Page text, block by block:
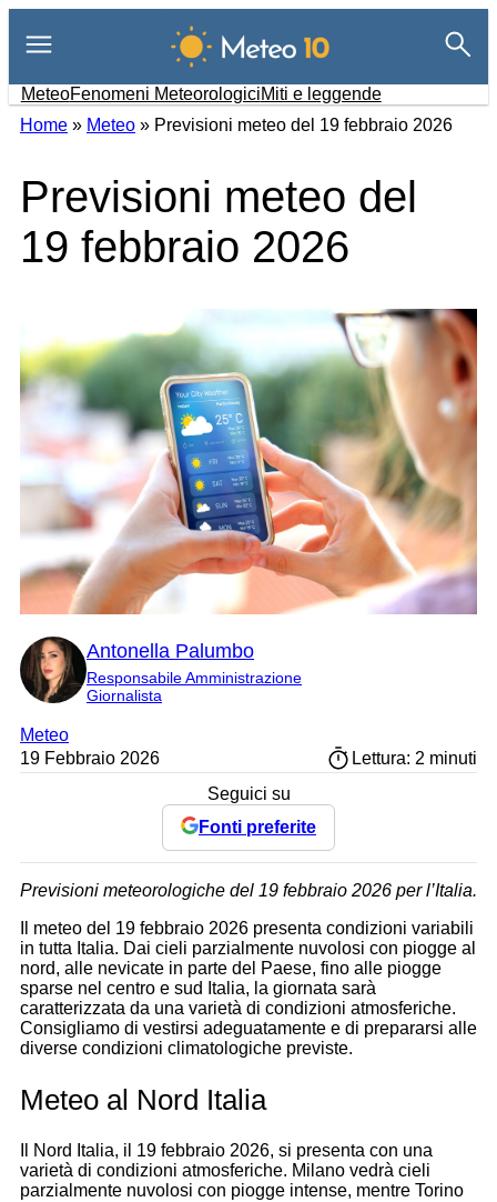
contenuto
MeteoFenomeni MeteorologiciMiti e leggende
Home » Meteo » Previsioni meteo del 19 febbraio 2026
Previsioni meteo del
19 febbraio 2026
Antonella Palumbo
Responsabile Amministrazione
Giornalista
Meteo
19 Febbraio 2026
Lettura: 2 minuti
Seguici su
Fonti preferite
Previsioni meteorologiche del 19 febbraio 2026 per l’Italia.
Il meteo del 19 febbraio 2026 presenta condizioni variabili
in tutta Italia. Dai cieli parzialmente nuvolosi con piogge al
nord, alle nevicate in parte del Paese, fino alle piogge
sparse nel centro e sud Italia, la giornata sarà
caratterizzata da una varietà di condizioni atmosferiche.
Consigliamo di vestirsi adeguatamente e di prepararsi alle
diverse condizioni climatologiche previste.
Meteo al Nord Italia
Il Nord Italia, il 19 febbraio 2026, si presenta con una
varietà di condizioni atmosferiche. Milano vedrà cieli
parzialmente nuvolosi con piogge intense, mentre Torino